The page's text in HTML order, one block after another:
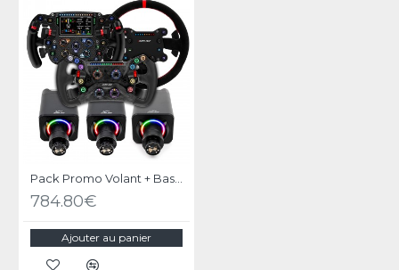
784.80€
Ajouter au panier